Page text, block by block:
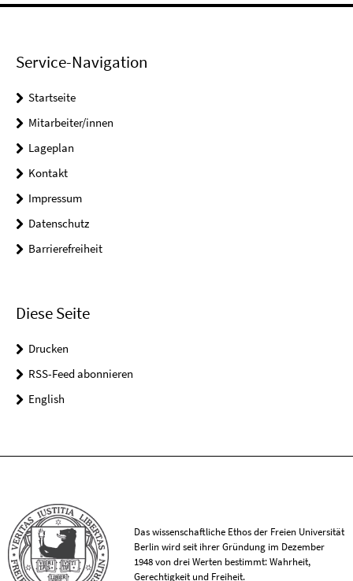
Service-Navigation
Startseite
Mitarbeiter/innen
Lageplan
Kontakt
Impressum
Datenschutz
Barrierefreiheit
Diese Seite
Drucken
RSS-Feed abonnieren
English
Das wissenschaftliche Ethos der Freien Universität
Berlin wird seit ihrer Gründung im Dezember
1948 von drei Werten bestimmt: Wahrheit,
Gerechtigkeit und Freiheit.